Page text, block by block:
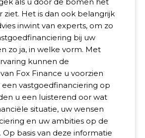
ziet. Het is dan ook belangrijk
inwint van experts, om zo
bij uw
zo ja, in welke vorm. Met
kunnen de
Fox Finance u voorzien
een vastgoedfinanciering op
u een luisterend oor wat
situatie, uw wensen
en uw ambities op de
Op basis van deze informatie